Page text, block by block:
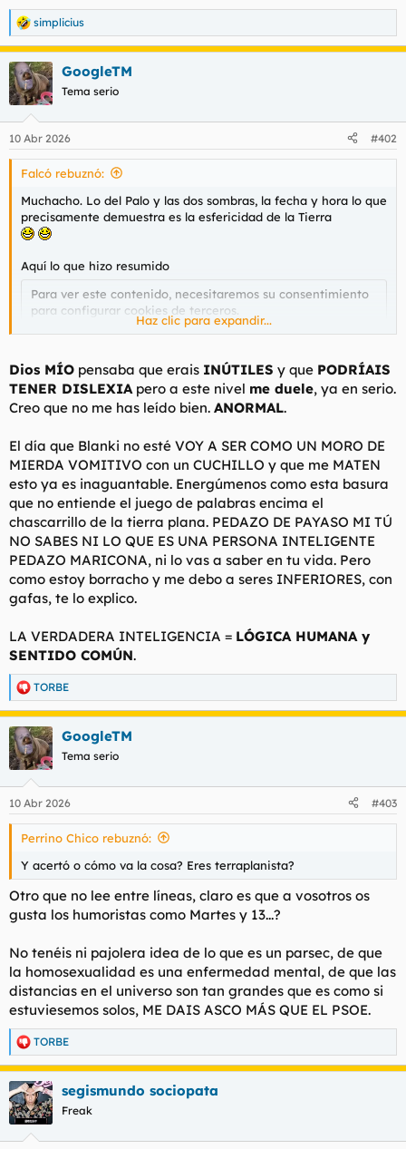
R
e
a
c
c
i
e
s
simplicius
GoogleTM
Tema serio
10 Abr 2026 #402
Falcó rebuznó:
Muchacho. Lo del Palo y las dos sombras, la fecha y hora lo que
precisamente demuestra es la esfericidad de la Tierra
Aquí lo que hizo resumido
Para ver este contenido, necesitaremos su consentimiento
para configurar cookies de terceros.
Para obtener información más detallada, consulte nuestra
Aceptar cookies de terceros
Y aquí ampliado
Para ver este contenido, necesitaremos su consentimiento
para configurar cookies de terceros.
Para obtener información más detallada, consulte nuestra
página de cookies.
Aceptar cookies de terceros
Haz clic para expandir...
Dios MÍO pensaba que erais INÚTILES y que PODRÍAIS
TENER DISLEXIApero a este nivel me duele, ya en serio.
Creo que no me has leído bien. ANORMAL.
El día que Blanki no esté VOY A SER COMO UN MORO DE
MIERDA VOMITIVO con un CUCHILLO y que me MATEN
esto ya es inaguantable. Energúmenos como esta basura
que no entiende el juego de palabras encima el
chascarrillo de la tierra plana. PEDAZO DE PAYASO MI TÚ
NO SABES NI LO QUE ES UNA PERSONA INTELIGENTE
PEDAZO MARICONA, ni lo vas a saber en tu vida. Pero
como estoy borracho y me debo a seres INFERIORES, con
gafas, te lo explico.
LA VERDADERA INTELIGENCIA = LÓGICA HUMANA y
SENTIDO COMÚN.
R
e
a
c
c
i
e
s
TORBE
GoogleTM
Tema serio
10 Abr 2026 #403
Perrino Chico rebuznó:
Y acertó o cómo va la cosa? Eres terraplanista?
Otro que no lee entre líneas, claro es que a vosotros os
gusta los humoristas como Martes y 13...?
No tenéis ni pajolera idea de lo que es un parsec, de que
la homosexualidad es una enfermedad mental, de que las
distancias en el universo son tan grandes que es como si
estuviesemos solos, ME DAIS ASCO MÁS QUE EL PSOE.
R
e
a
c
c
i
TORBE
segismundo sociopata
Freak